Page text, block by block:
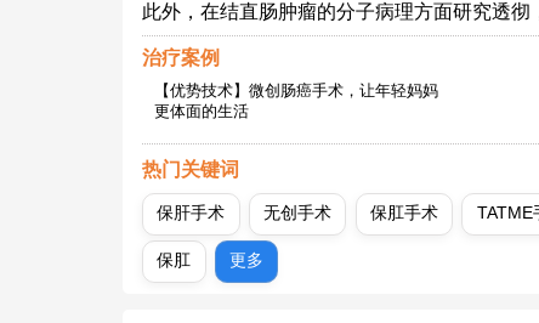
此外，在结直肠肿瘤的分子病理方面研究透彻
治疗案例
【优势技术】微创肠癌手术，让年轻妈妈
更体面的生活
热门关键词
保肝手术 无创手术 保肛手术 TATME
保肛 更多